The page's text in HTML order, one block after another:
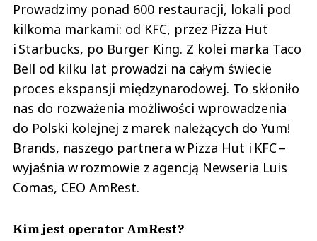
Prowadzimy ponad 600 restauracji, lokali pod
kilkoma markami: od KFC, przez Pizza Hut
i Starbucks, po Burger King. Z kolei marka Taco
Bell od kilku lat prowadzi na całym świecie
proces ekspansji międzynarodowej. To skłoniło
nas do rozważenia możliwości wprowadzenia
do Polski kolejnej z marek należących do Yum!
Brands, naszego partnera w Pizza Hut i KFC –
wyjaśnia w rozmowie z agencją Newseria Luis
Comas, CEO AmRest.
Kim jest operator AmRest?